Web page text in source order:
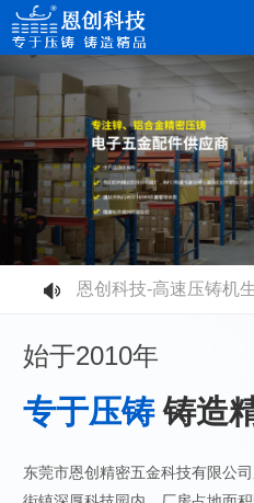
始于2010年
专于压铸铸造
东莞市恩创精密五金科技有限公